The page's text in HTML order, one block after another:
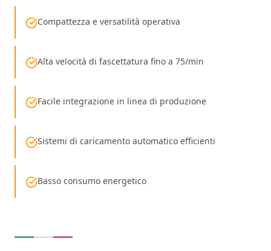
Compattezza e versatilità operativa
Alta velocità di fascettatura fino a 75/min
Facile integrazione in linea di produzione
Sistemi di caricamento automatico efficienti
Basso consumo energetico